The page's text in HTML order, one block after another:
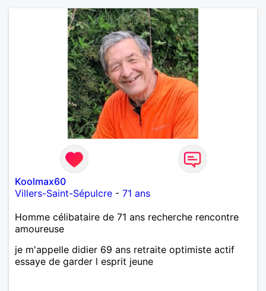
autant être trop locace. Je suis bourré de qualités
avec très peu de défauts. Je suis altruiste,
bienveillant, empathique, attentionné, honnête,
respectueux, doux de caractère et compréhensif : je
laisse « glisser » beaucoup de choses. Mais ne vous
m’éprenez pas Mesdames, si une personne que
j’aime me trahit une fois, il n’y aura pas de seconde
chance et je l’effacerai à « vitam eternam ».
Néanmoins, je suis un tout petit peu maniaque ainsi
qu’impatient. J’essaye de faire des efforts. Rien de
bien dramatique ! Du moins je le pense……Je suis un
homme facile à vivre. À vous si vous le souhaitez,
d’apprendre à me connaître davantage. J’en serai
ravi….A très bientôt je l’espère.
Koolmax60
Villers-Saint-Sépulcre - 71 ans
Homme célibataire de 71 ans recherche rencontre
amoureuse
je m'appelle didier 69 ans retraite optimiste actif
essaye de garder l esprit jeune